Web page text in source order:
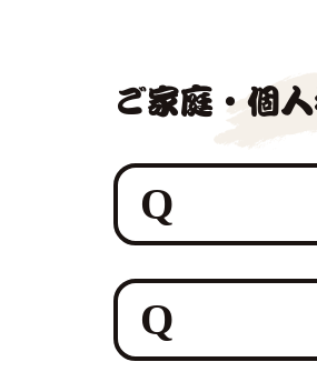
と写真映え
ご家庭・個
ご安心くだ
保と、プロ